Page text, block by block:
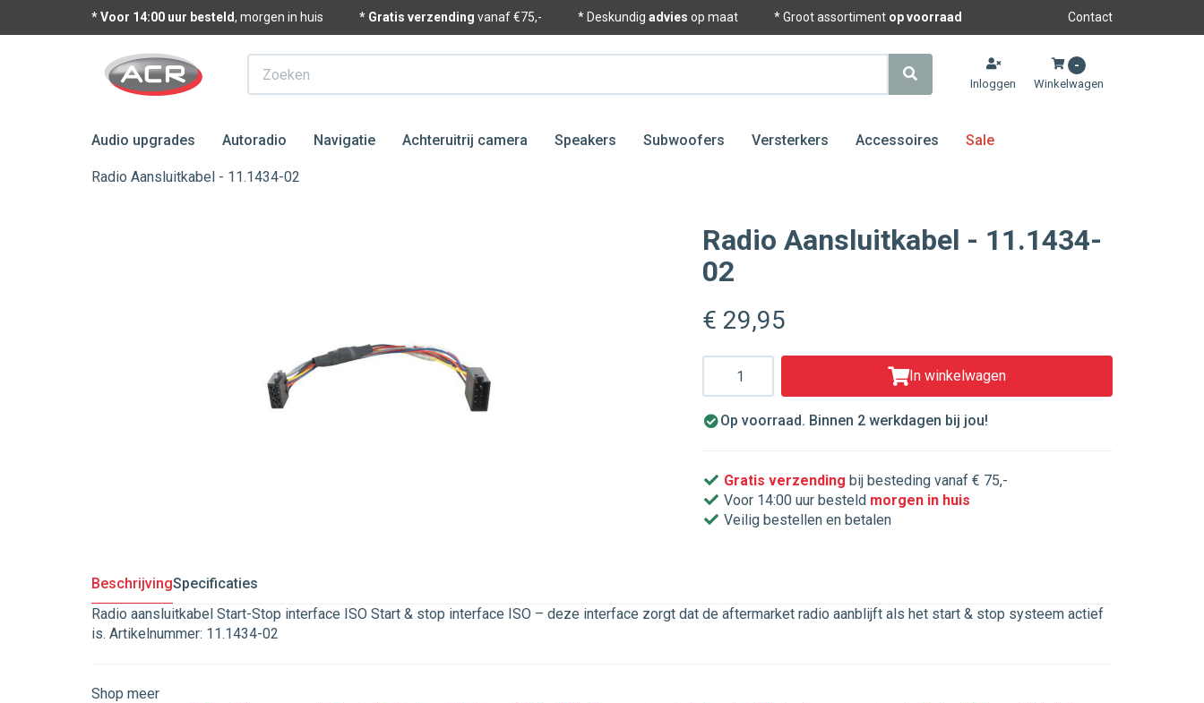
* Voor 14:00 uur besteld, morgen in huis * Gratis verzending vanaf €75,- * Deskundig advies op maat * Groot assortiment op voorraad Contact
Zoeken
Inloggen
-
Winkelwagen
Audio upgrades Autoradio Navigatie Achteruitrij camera Speakers Subwoofers Versterkers Accessoires Sale
Radio Aansluitkabel - 11.1434-02
Radio Aansluitkabel - 11.1434-
02
€ 29,95
Aantal
In winkelwagen
Op voorraad. Binnen 2 werkdagen bij jou!
Gratis verzending bij besteding vanaf € 75,-
Voor 14:00 uur besteld morgen in huis
Veilig bestellen en betalen
BeschrijvingSpecificaties
Radio aansluitkabel Start-Stop interface ISO Start & stop interface ISO – deze interface zorgt dat de aftermarket radio aanblijft als het start & stop systeem actief
is. Artikelnummer: 11.1434-02
Shop meer